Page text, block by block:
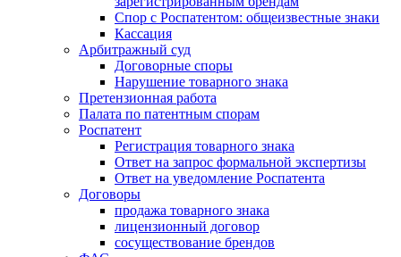
Спор с Роспатентом: общеизвестные знаки
Кассация
Арбитражный суд
Договорные споры
Нарушение товарного знака
Претензионная работа
Палата по патентным спорам
Роспатент
Регистрация товарного знака
Ответ на запрос формальной экспертизы
Ответ на уведомление Роспатента
Договоры
продажа товарного знака
лицензионный договор
сосуществование брендов